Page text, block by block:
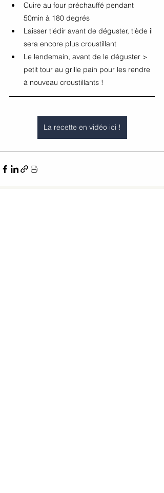
Cuire au four préchauffé pendant
50min à 180 degrés
Laisser tiédir avant de déguster, tiède il
sera encore plus croustillant
Le lendemain, avant de le déguster >
petit tour au grille pain pour les rendre
à nouveau croustillants !
La recette en vidéo ici !